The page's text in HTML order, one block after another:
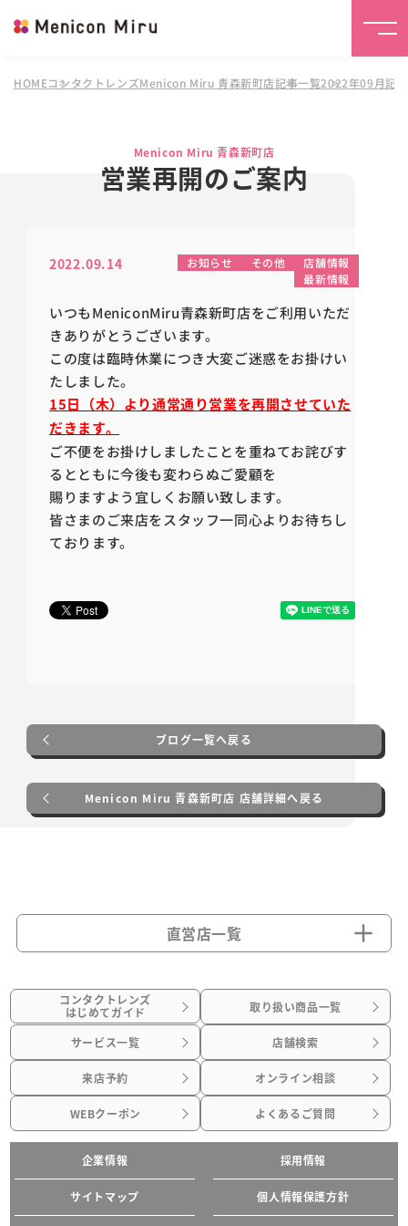
HOMEコンタクトレンズMenicon Miru 青森新町店記事一覧2022年09月記
Menicon Miru 青森新町店
営業再開のご案内
2022.09.14 お知らせ その他
店舗情報
最新情報
いつもMeniconMiru青森新町店をご利用いただ
きありがとうございます。
この度は臨時休業につき大変ご迷惑をお掛けい
たしました。
15日（木）より通常通り営業を再開させていた
だきます。
ご不便をお掛けしましたことを重ねてお詫びす
るとともに今後も変わらぬご愛顧を
賜りますよう宜しくお願い致します。
皆さまのご来店をスタッフ一同心よりお待ちし
ております。
ブログ一覧へ戻る
Menicon Miru 青森新町店 店舗詳細へ戻る
直営店一覧
コンタクトレンズ
はじめてガイド 取り扱い商品一覧
サービス一覧 店舗検索
来店予約 オンライン相談
WEBクーポン よくあるご質問
企業情報 採用情報
サイトマップ 個人情報保護方針